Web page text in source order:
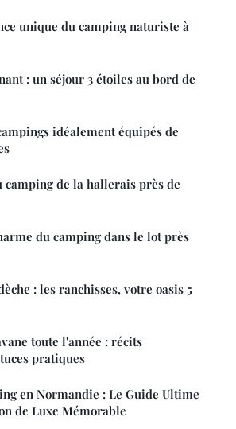
unique du camping naturiste à
: un séjour 3 étoiles au bord de
idéalement équipés de
camping de la hallerais près de
du camping dans le lot près
: les ranchisses, votre oasis 5
toute l'année : récits
pratiques
en Normandie : Le Guide Ultime
de Luxe Mémorable